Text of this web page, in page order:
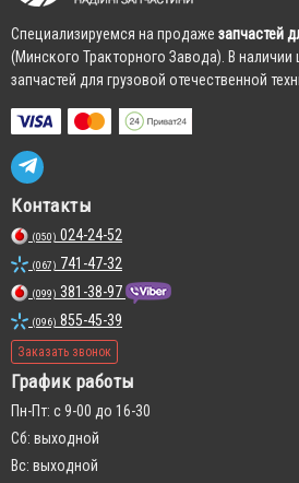
Cпециализируемся на продаже запчастей
(Минского Тракторного Завода). В
запчастей для грузовой отечественной
Контакты
(050) 024-24-52
(067) 741-47-32
(099) 381-38-97
(096) 855-45-39
Заказать звонок
График работы
Пн-Пт: с 9-00 до 16-30
Сб: выходной
Вс: выходной